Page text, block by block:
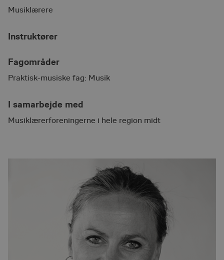
Musiklærere
Instruktører
Fagområder
Praktisk-musiske fag: Musik
I samarbejde med
Musiklærerforeningerne i hele region midt